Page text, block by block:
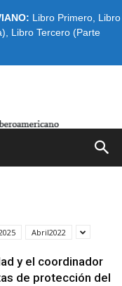
Libro Primero Libro
Libro Tercero (Parte
Abril2022
y el coordinador
de protección del